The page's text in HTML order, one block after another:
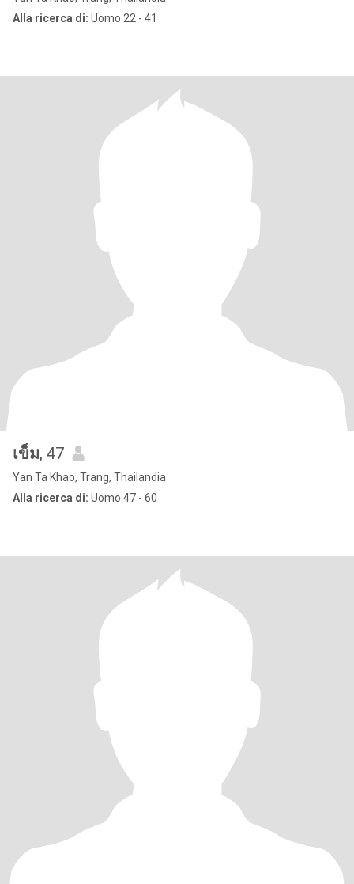
Alla ricerca di: Uomo 22 - 41
เข็ม, 47
Yan Ta Khao, Trang, Thailandia
Alla ricerca di: Uomo 47 - 60